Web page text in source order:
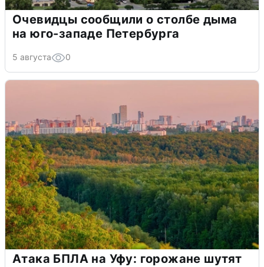
Очевидцы сообщили о столбе дыма
на юго-западе Петербурга
5 августа 0
Атака БПЛА на Уфу: горожане шутят